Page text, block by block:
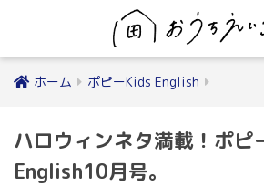
ホーム ポピーKids English
ハロウィンネタ満載！ポピ
English10月号。